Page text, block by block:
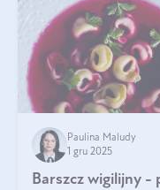
Paulina Maludy
1 gru 2025
Barszcz wigilijny -